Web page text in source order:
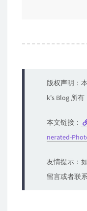
版权声明：
k's Blog 所有
本文链接：
nerated-
友情提示：
留言或者联